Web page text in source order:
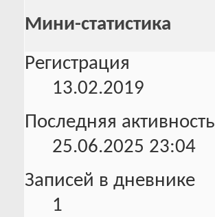
Мини-статистика
Регистрация
13.02.2019
Последняя активность
25.06.2025 23:04
Записей в дневнике
1